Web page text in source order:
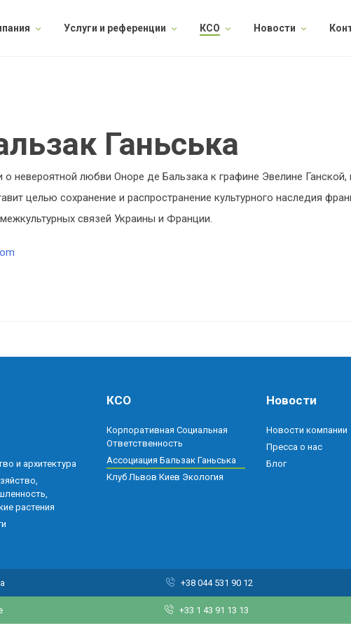
Услуги и референции КСО Новости
Ганьська
невероятной любви Оноре де Бальзака к графине Эвелине
целью сохранение и распространение культурного наследия
связей Украины и Франции.
и архитектура
растения
КСО
Корпоративная Социальная
Ответственность
Ассоциация Бальзак Ганьська
Клуб Львов Киев Экология
Новости
Новости компании
Пресса о нас
Блог
+38 044 531 90 12
+33 1 43 91 13 13